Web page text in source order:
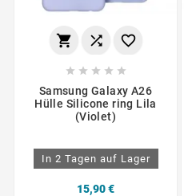
  
    
Samsung Galaxy A26
Hülle Silicone ring Lila
(Violet)
In 2 Tagen auf Lager
15,90 €